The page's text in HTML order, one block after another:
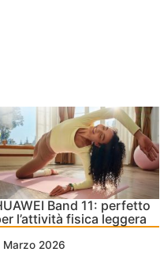
Band 11: perfetto
l’attività fisica leggera
Marzo 2026